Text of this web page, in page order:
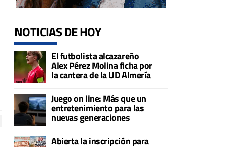
NOTICIAS DE HOY
El futbolista alcazareño
Alex Pérez Molina ficha por
la cantera de la UD Almería
Juego on line: Más que un
entretenimiento para las
nuevas generaciones
Abierta la inscripción para